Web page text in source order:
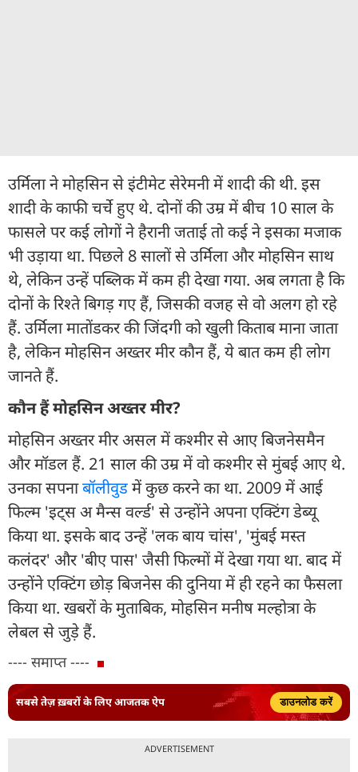
उर्मिला ने मोहसिन से इंटीमेट सेरेमनी में शादी की थी. इस
शादी के काफी चर्चे हुए थे. दोनों की उम्र में बीच 10 साल के
फासले पर कई लोगों ने हैरानी जताई तो कई ने इसका मजाक
भी उड़ाया था. पिछले 8 सालों से उर्मिला और मोहसिन साथ
थे, लेकिन उन्हें पब्लिक में कम ही देखा गया. अब लगता है कि
दोनों के रिश्ते बिगड़ गए हैं, जिसकी वजह से वो अलग हो रहे
हैं. उर्मिला मातोंडकर की जिंदगी को खुली किताब माना जाता
है, लेकिन मोहसिन अख्तर मीर कौन हैं, ये बात कम ही लोग
जानते हैं.
कौन हैं मोहसिन अख्तर मीर?
मोहसिन अख्तर मीर असल में कश्मीर से आए बिजनेसमैन
और मॉडल हैं. 21 साल की उम्र में वो कश्मीर से मुंबई आए थे.
उनका सपनाबॉलीवुडमें कुछ करने का था. 2009 में आई
फिल्म 'इट्स अ मैन्स वर्ल्ड' से उन्होंने अपना एक्टिंग डेब्यू
किया था. इसके बाद उन्हें 'लक बाय चांस', 'मुंबई मस्त
कलंदर' और 'बीए पास' जैसी फिल्मों में देखा गया था. बाद में
उन्होंने एक्टिंग छोड़ बिजनेस की दुनिया में ही रहने का फैसला
किया था. खबरों के मुताबिक, मोहसिन मनीष मल्होत्रा के
लेबल से जुड़े हैं.
---- समाप्त ----
सबसे तेज़ ख़बरों के लिए आजतक ऐप डाउनलोड करें
ADVERTISEMENT